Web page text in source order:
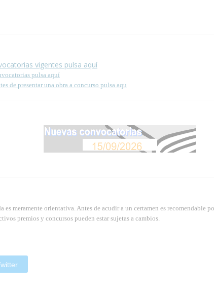
vigentes pulsa aquí
pulsa aquí
de presentar una obra a concurso pulsa aqu
meramente orientativa. Antes de acudir a un certamen es recomendable
premios y concursos pueden estar sujetas a cambios.